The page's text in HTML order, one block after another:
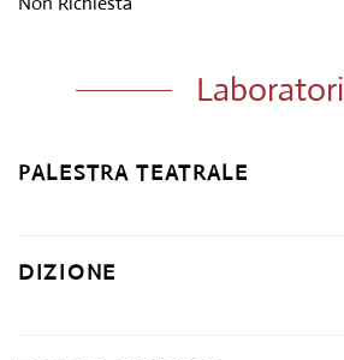
Laboratori
PALESTRA TEATRALE
DIZIONE